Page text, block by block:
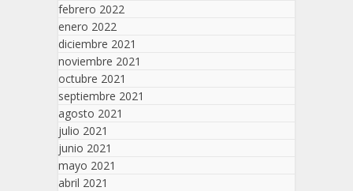
febrero 2022
enero 2022
diciembre 2021
noviembre 2021
octubre 2021
septiembre 2021
agosto 2021
julio 2021
junio 2021
mayo 2021
abril 2021